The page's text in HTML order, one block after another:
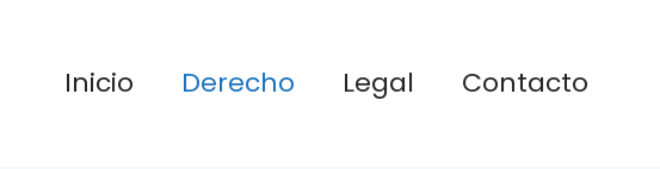
Inicio Derecho Legal Contacto